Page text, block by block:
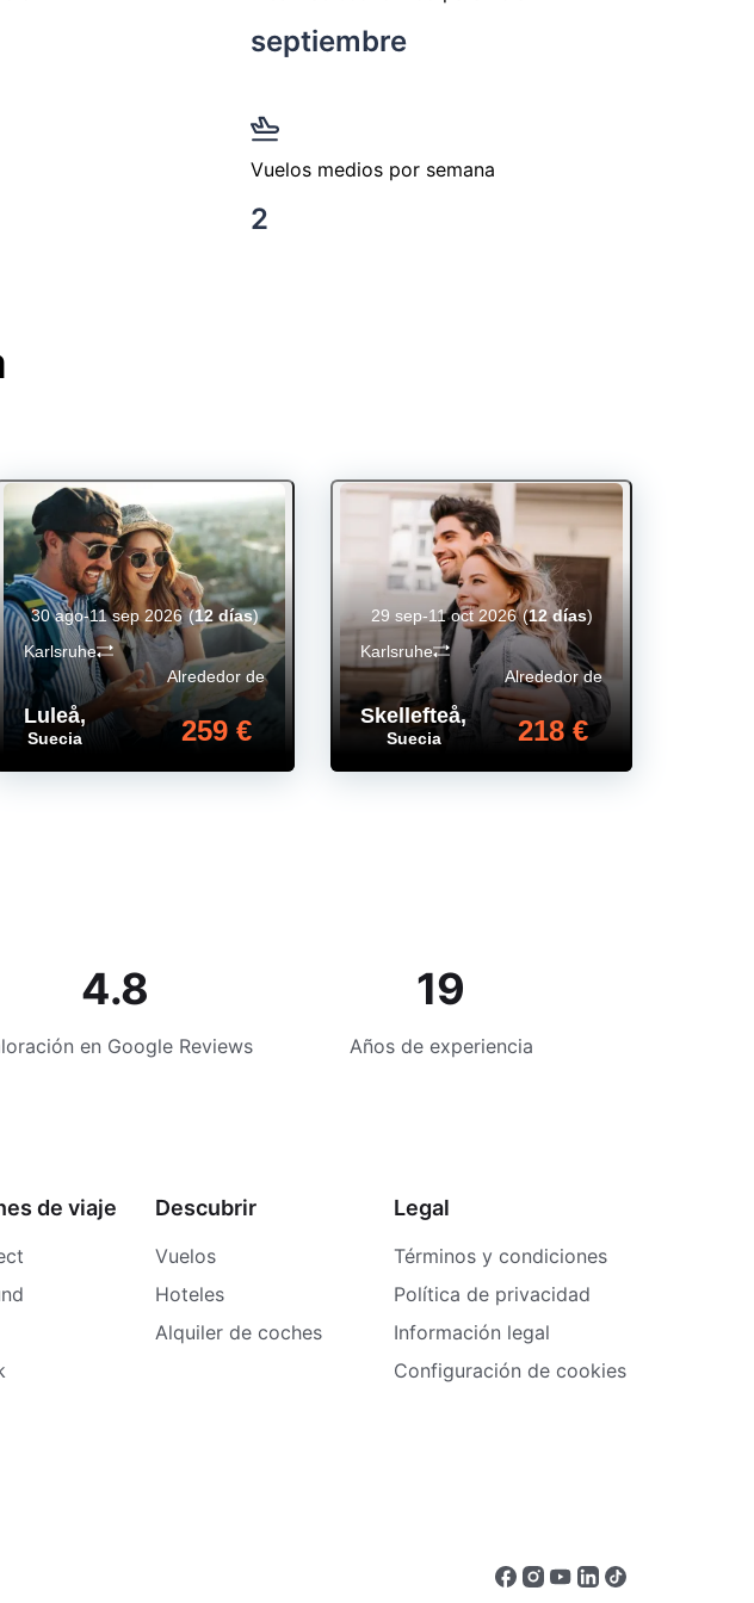
septiembre
Vuelos medios por semana
2
Luleå,
Suecia
Alrededor de
259 €
Karlsruhe
30 ago-11 sep 2026(12 días)
Skellefteå,
Suecia
Alrededor de
218 €
Karlsruhe
29 sep-11 oct 2026(12 días)
4.8
en Google Reviews
19
Años de experiencia
de viaje Descubrir
Vuelos
Hoteles
Alquiler de coches
Legal
Términos y condiciones
Política de privacidad
Información legal
Configuración de cookies